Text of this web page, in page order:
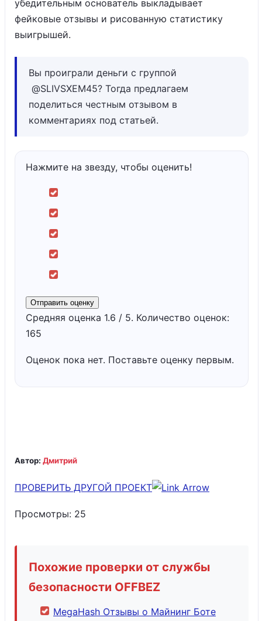
убедительным основатель выкладывает
фейковые отзывы и рисованную статистику
выигрышей.
Вы проиграли деньги с группой
@SLIVSXEM45? Тогда предлагаем
поделиться честным отзывом в
комментариях под статьей.
Нажмите на звезду, чтобы оценить!
Отправить оценку
Средняя оценка 1.6 / 5. Количество оценок:
165
Оценок пока нет. Поставьте оценку первым.
Автор: Дмитрий
ПРОВЕРИТЬ ДРУГОЙ ПРОЕКТ
Просмотры: 25
Похожие проверки от службы
безопасности OFFBEZ
MegaHash Отзывы о Майнинг Боте